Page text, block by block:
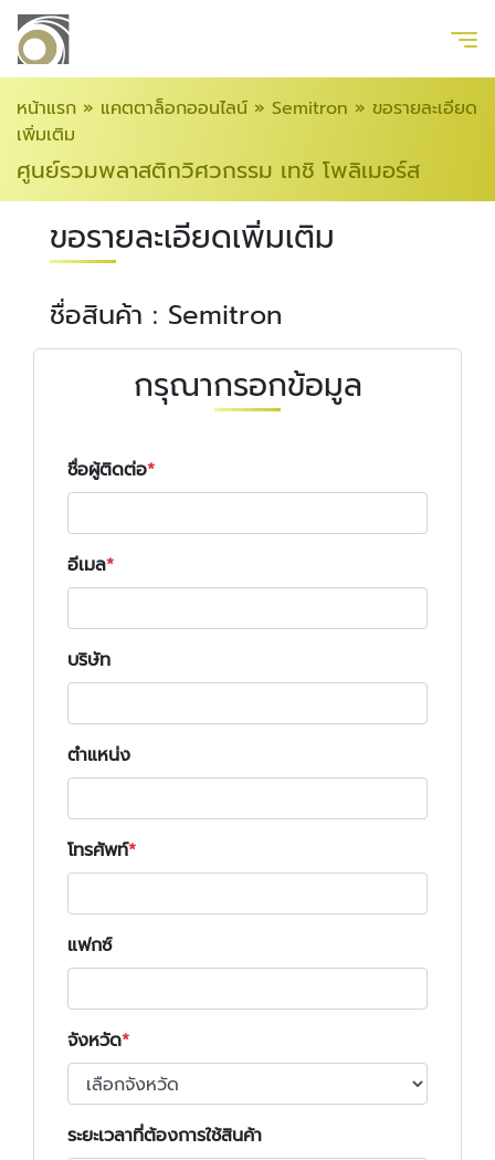
หน้าแรก » แคตตาล็อกออนไลน์ » Semitron » ขอรายละเอียด
เพิ่มเติม
ศูนย์รวมพลาสติกวิศวกรรม เทชิ โพลิเมอร์ส
ขอรายละเอียดเพิ่มเติม
ชื่อสินค้า : Semitron
กรุณากรอกข้อมูล
ชื่อผู้ติดต่อ
อีเมล
บริษัท
ตำแหน่ง
โทรศัพท์
แฟกซ์
จังหวัด
ระยะเวลาที่ต้องการใช้สินค้า